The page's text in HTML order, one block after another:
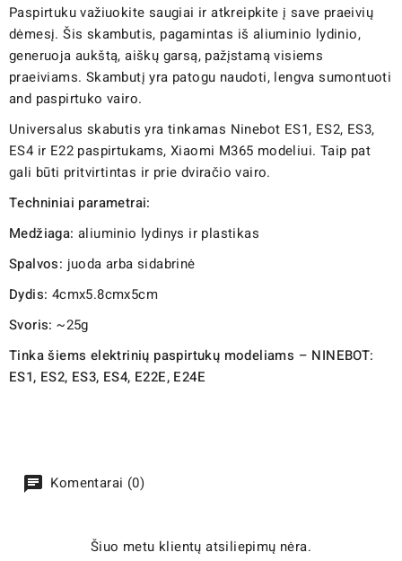
Paspirtuku važiuokite saugiai ir atkreipkite į save praeivių
dėmesį. Šis skambutis, pagamintas iš aliuminio lydinio,
generuoja aukštą, aiškų garsą, pažįstamą visiems
praeiviams. Skambutį yra patogu naudoti, lengva sumontuoti
and paspirtuko vairo.
Universalus skabutis yra tinkamas Ninebot ES1, ES2, ES3,
ES4 ir E22 paspirtukams, Xiaomi M365 modeliui. Taip pat
gali būti pritvirtintas ir prie dviračio vairo.
Techniniai parametrai:
Medžiaga: aliuminio lydinys ir plastikas
Spalvos: juoda arba sidabrinė
Dydis: 4cmx5.8cmx5cm
Svoris: ~25g
Tinka šiems elektrinių paspirtukų modeliams – NINEBOT:
ES1, ES2, ES3, ES4, E22E, E24E
Komentarai (0)
Šiuo metu klientų atsiliepimų nėra.